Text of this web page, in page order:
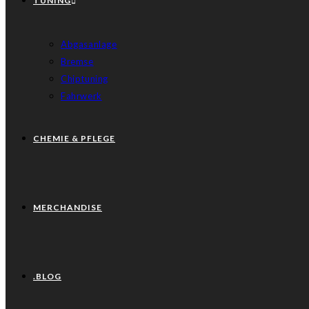
Abgasanlage
Bremse
Chiptuning
Fahrwerk
CHEMIE & PFLEGE
MERCHANDISE
.BLOG